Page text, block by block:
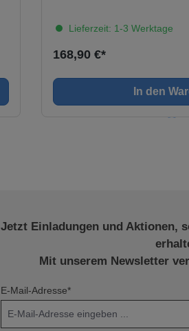
Lieferzeit: 1-3 Werktage
168,90 €*
In den
Jetzt Einladungen und Aktionen,
Mit unserem Newsletter
E-Mail-Adresse*